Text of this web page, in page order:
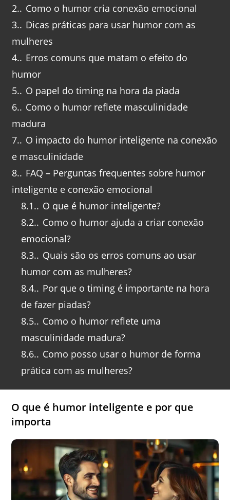
2. Como o humor cria conexão emocional
3. Dicas práticas para usar humor com as
mulheres
4. Erros comuns que matam o efeito do
humor
5. O papel do timing na hora da piada
6. Como o humor reflete masculinidade
madura
7. O impacto do humor inteligente na conexão
e masculinidade
8. FAQ – Perguntas frequentes sobre humor
inteligente e conexão emocional
8.1. O que é humor inteligente?
8.2. Como o humor ajuda a criar conexão
emocional?
8.3. Quais são os erros comuns ao usar
humor com as mulheres?
8.4. Por que o timing é importante na hora
de fazer piadas?
8.5. Como o humor reflete uma
masculinidade madura?
8.6. Como posso usar o humor de forma
prática com as mulheres?
O que é humor inteligente e por que
importa